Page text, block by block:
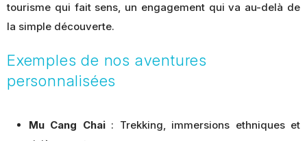
tourisme qui fait sens, un engagement qui va au-delà de
la simple découverte.
Exemples de nos aventures
personnalisées
Mu Cang Chai: Trekking, immersions ethniques et